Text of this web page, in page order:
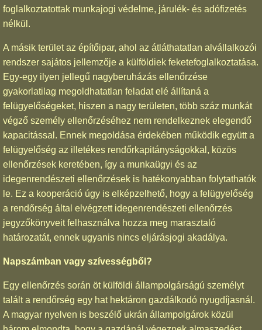
foglalkoztatottak munkajogi védelme, járulék- és adófizetés
nélkül.
A másik terület az építőipar, ahol az átláthatatlan alvállalkozói
rendszer sajátos jellemzője a külföldiek feketefoglalkoztatása.
Egy-egy ilyen jellegű nagyberuházás ellenőrzése
gyakorlatilag megoldhatatlan feladat elé állítaná a
felügyelőségeket, hiszen a nagy területen, több száz munkát
végző személy ellenőrzéséhez nem rendelkeznek elegendő
kapacitással. Ennek megoldása érdekében működik együtt a
felügyelőség az illetékes rendőrkapitányságokkal, közös
ellenőrzések keretében, így a munkaügyi és az
idegenrendészeti ellenőrzések is hatékonyabban folytathatók
le. Ez a kooperáció úgy is elképzelhető, hogy a felügyelőség
a rendőrség által elvégzett idegenrendészeti ellenőrzés
jegyzőkönyveit felhasználva hozza meg marasztaló
határozatát, ennek ugyanis nincs eljárásjogi akadálya.
Napszámban vagy szívességből?
Egy ellenőrzés során öt külföldi állampolgárságú személyt
talált a rendőrség egy hat hektáron gazdálkodó nyugdíjasnál.
A magyar nyelven is beszélő ukrán állampolgárok közül